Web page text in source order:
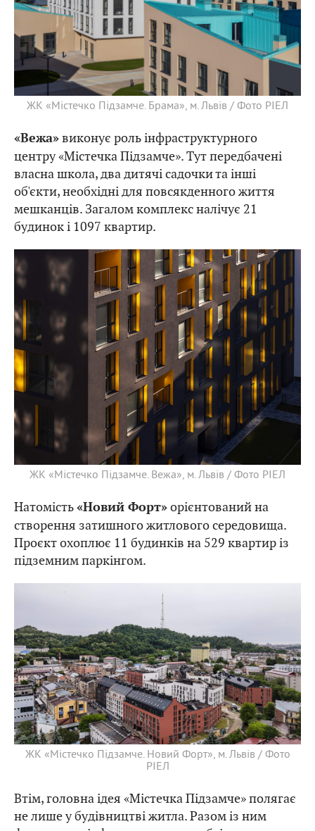
ЖК «Містечко Підзамче. Брама», м. Львів / Фото РІЕЛ
«Вежа»виконує роль інфраструктурного
центру «Містечка Підзамче». Тут передбачені
власна школа, два дитячі садочки та інші
об'єкти, необхідні для повсякденного життя
мешканців. Загалом комплекс налічує 21
будинок і 1097 квартир.
ЖК «Містечко Підзамче. Вежа», м. Львів / Фото РІЕЛ
Натомість«Новий Форт»орієнтований на
створення затишного житлового середовища.
Проєкт охоплює 11 будинків на 529 квартир із
підземним паркінгом.
ЖК «Містечко Підзамче. Новий Форт», м. Львів / Фото
РІЕЛ
Втім, головна ідея «Містечка Підзамче» полягає
не лише у будівництві житла. Разом із ним